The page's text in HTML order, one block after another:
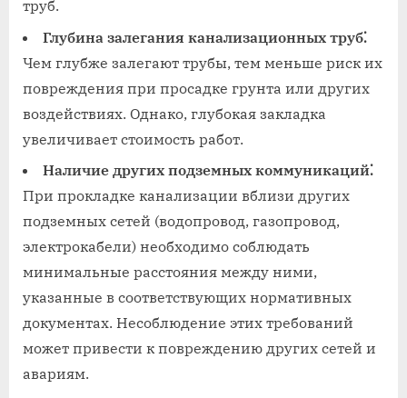
труб.
Глубина залегания канализационных труб⁚
Чем глубже залегают трубы, тем меньше риск их
повреждения при просадке грунта или других
воздействиях. Однако, глубокая закладка
увеличивает стоимость работ.
Наличие других подземных коммуникаций⁚
При прокладке канализации вблизи других
подземных сетей (водопровод, газопровод,
электрокабели) необходимо соблюдать
минимальные расстояния между ними,
указанные в соответствующих нормативных
документах. Несоблюдение этих требований
может привести к повреждению других сетей и
авариям.